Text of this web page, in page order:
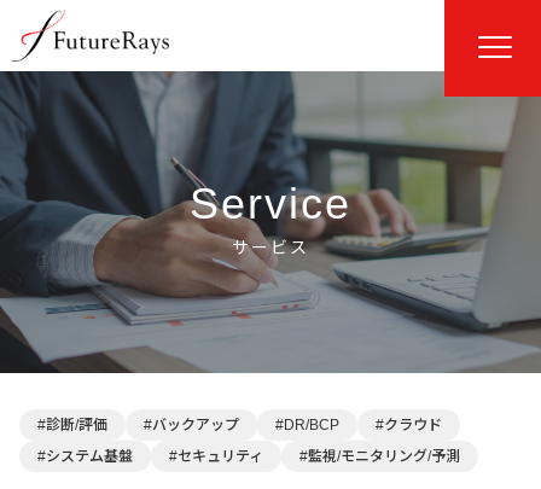
Service
#診断/評価 #バックアップ #DR/BCP
#クラウド
#システム基盤
#セキュリティ #監視/モニタリング/予測